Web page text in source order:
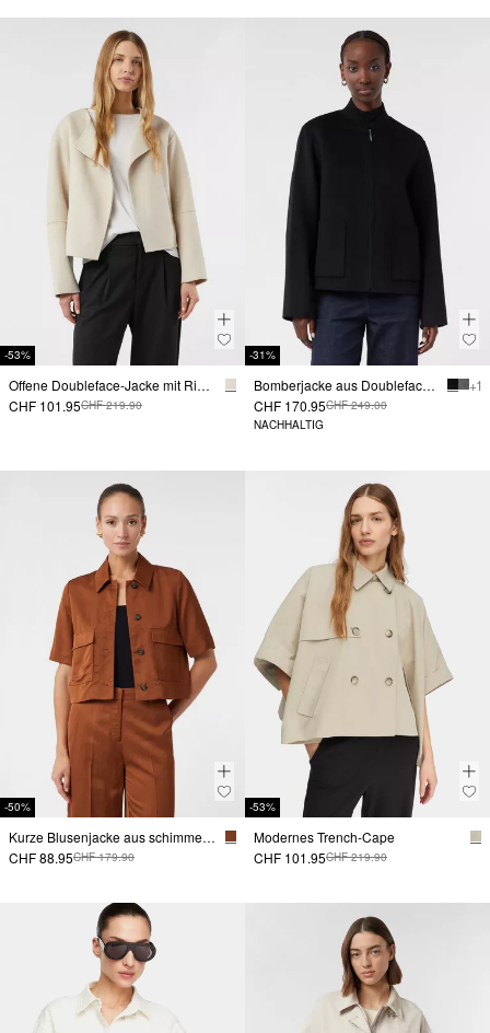
-53%
Offene Doubleface-Jacke mit Rippbündchen am Rücken
CHF 101.95CHF 219.90
-31%
Bomberjacke aus Doubleface-Wolle
+ 1
CHF 170.95CHF 249.00
NACHHALTIG
-50%
Kurze Blusenjacke aus schimmerndem Leinen-Viskose-Mix
CHF 88.95CHF 179.90
-53%
Modernes Trench-Cape
CHF 101.95CHF 219.90